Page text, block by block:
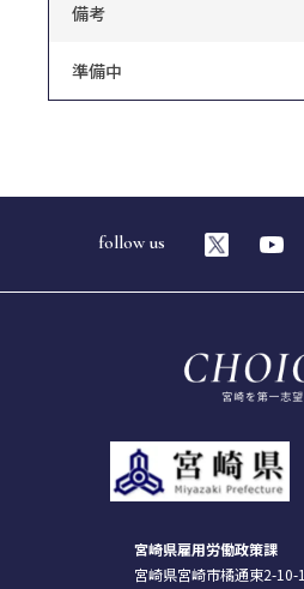
備考
準備中
follow us
宮崎県雇用労働政策課
宮崎県宮崎市橘通東2-10-1